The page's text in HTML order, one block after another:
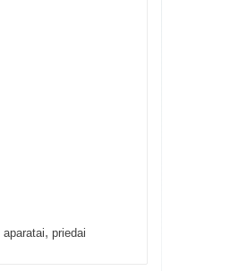
aparatai, priedai